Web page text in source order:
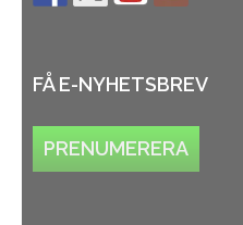
FÅ E-NYHETSBREV
PRENUMERERA